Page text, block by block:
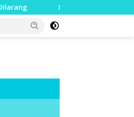
Dua Jari Putus akibat